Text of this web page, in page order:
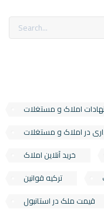
املاک و مستغلات
در املاک و مستغلات
خرید آنلاین املاک
ترکیه قوانین
قیمت ملک در استانبول